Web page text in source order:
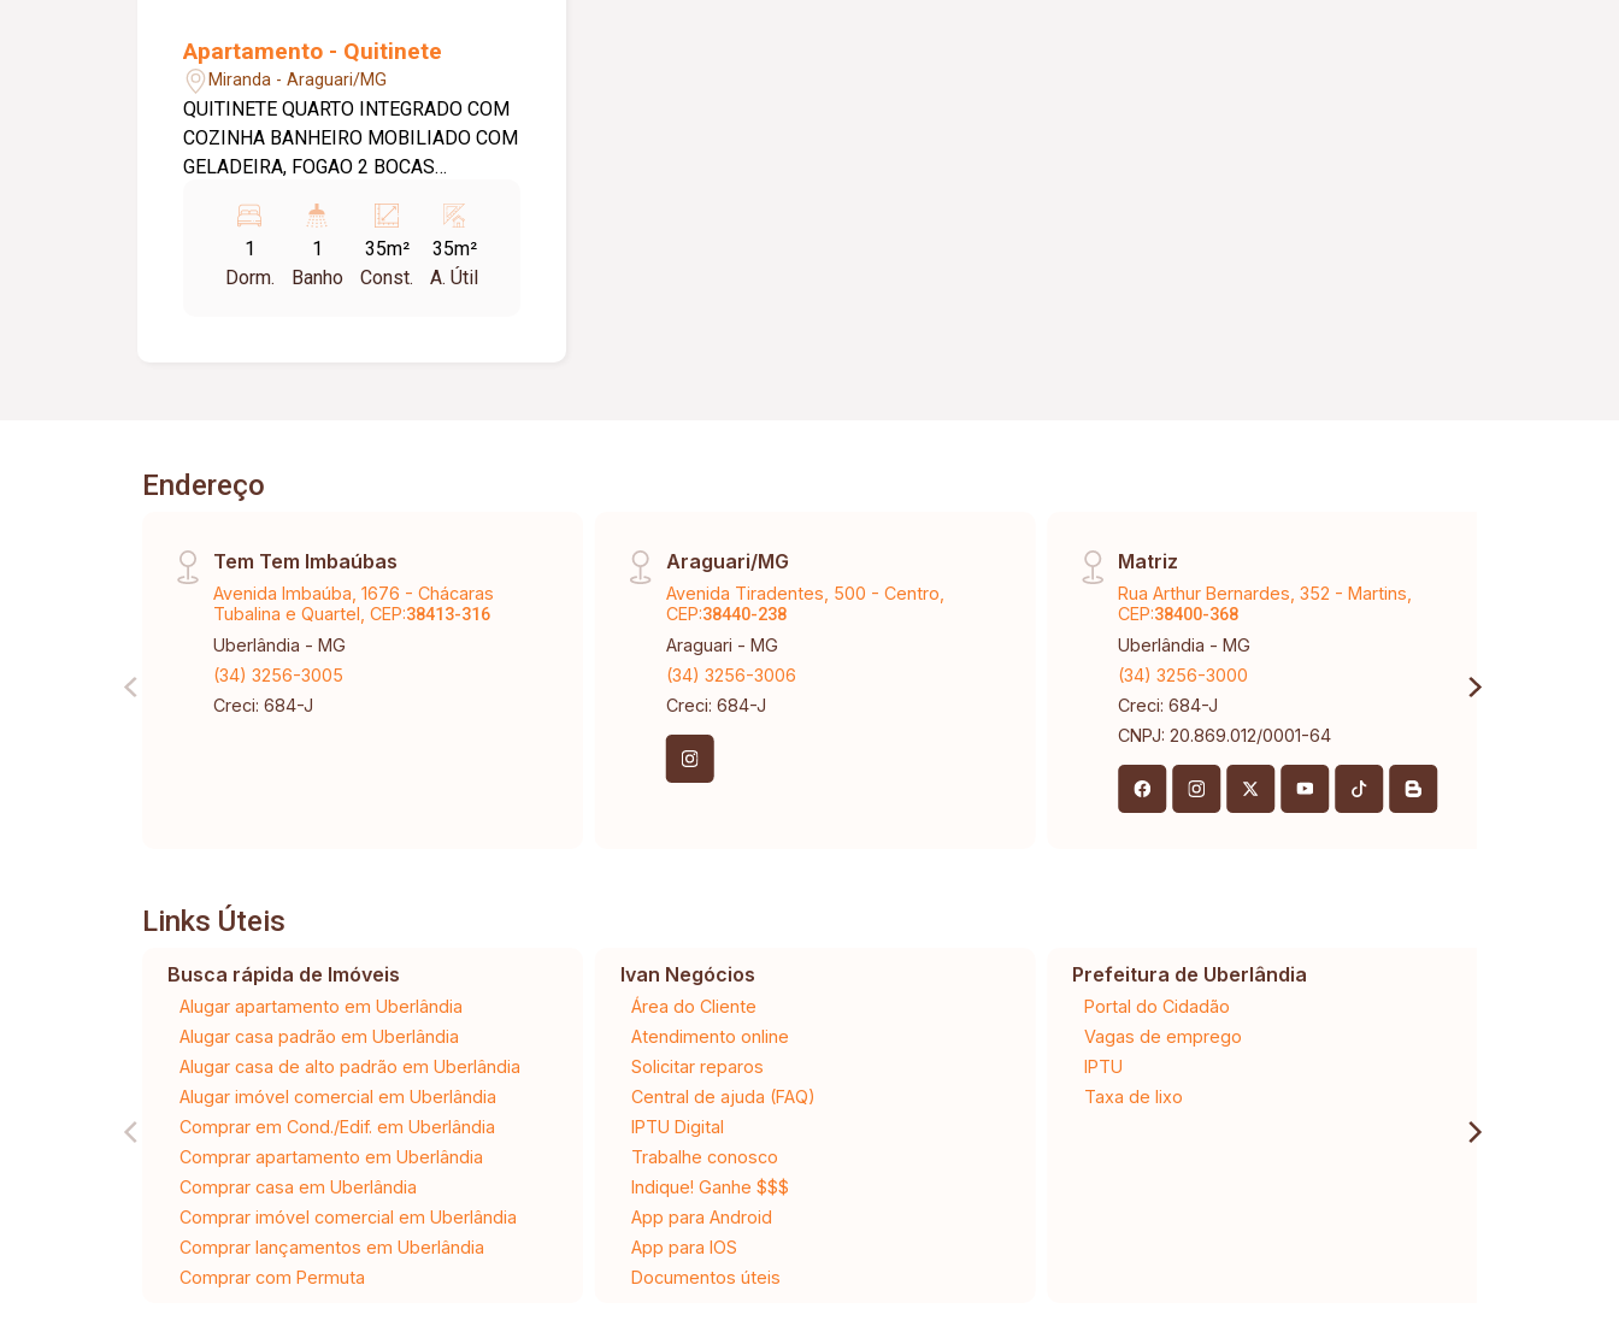
Apartamento - Quitinete
Miranda - Araguari/MG
QUITINETE QUARTO INTEGRADO COM
COZINHA BANHEIRO MOBILIADO COM
GELADEIRA, FOGAO 2 BOCAS
GUARDA ROUPA, CAMA CASAL E
ARMARIOS NA COZINHA. AREA DE
LAVANDERIA COMUNITARIA. OBS. TEM
1
Dorm.
1
Banho
35m²
Const.
35m²
A. Útil
Endereço
Tem Tem Imbaúbas
Avenida Imbaúba, 1676 - Chácaras
Tubalina e Quartel, CEP:38413-316
Uberlândia - MG
(34) 3256-3005
Creci: 684-J
Araguari/MG
Avenida Tiradentes, 500 - Centro,
CEP:38440-238
Araguari - MG
(34) 3256-3006
Creci: 684-J
Matriz
Rua Arthur Bernardes, 352 - Martins,
CEP:38400-368
Uberlândia - MG
(34) 3256-3000
Creci: 684-J
CNPJ: 20.869.012/0001-64
Links Úteis
Busca rápida de Imóveis
Alugar apartamento em Uberlândia
Alugar casa padrão em Uberlândia
Alugar casa de alto padrão em Uberlândia
Alugar imóvel comercial em Uberlândia
Comprar em Cond./Edif. em Uberlândia
Comprar apartamento em Uberlândia
Comprar casa em Uberlândia
Comprar imóvel comercial em Uberlândia
Comprar lançamentos em Uberlândia
Comprar com Permuta
Ivan Negócios
Área do Cliente
Atendimento online
Solicitar reparos
Central de ajuda (FAQ)
IPTU Digital
Trabalhe conosco
Indique! Ganhe $$$
App para Android
App para IOS
Documentos úteis
Prefeitura de Uberlândia
Portal do Cidadão
Vagas de emprego
IPTU
Taxa de lixo